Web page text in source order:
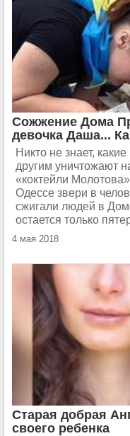
Сожжение Дома
девочка Даша...
Никто не знает,
другим уничтожают
«коктейли
Одессе звери в
сжигали людей в
остается только
4 мая 2018
Старая добрая
своего ребенка